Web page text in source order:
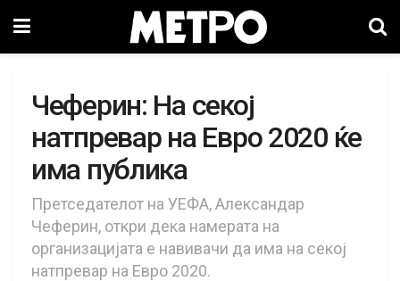
Чеферин: На секој
натпревар на Евро 2020 ќе
има публика
Претседателот на УЕФА, Александар
Чеферин, откри дека намерата на
организацијата е навивачи да има на секој
натпревар на Евро 2020.